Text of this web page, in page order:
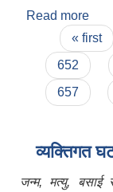
Read more
Pages« first
652
657
व्यक्तिगत
जन्म, मत्यु, बसाई